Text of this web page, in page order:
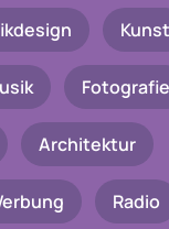
Kunst
Fotografie
Architektur
Radio